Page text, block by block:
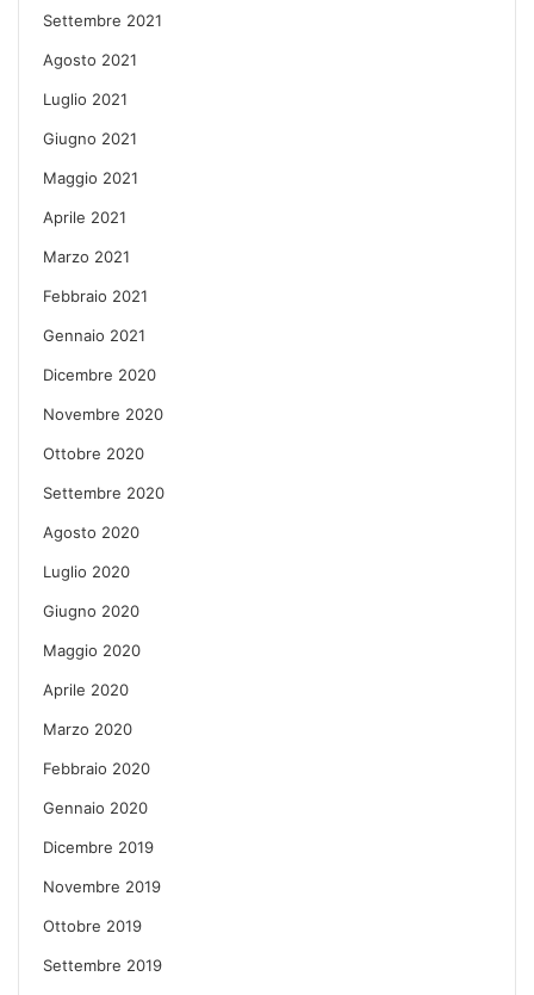
Settembre 2021
Agosto 2021
Luglio 2021
Giugno 2021
Maggio 2021
Aprile 2021
Marzo 2021
Febbraio 2021
Gennaio 2021
Dicembre 2020
Novembre 2020
Ottobre 2020
Settembre 2020
Agosto 2020
Luglio 2020
Giugno 2020
Maggio 2020
Aprile 2020
Marzo 2020
Febbraio 2020
Gennaio 2020
Dicembre 2019
Novembre 2019
Ottobre 2019
Settembre 2019